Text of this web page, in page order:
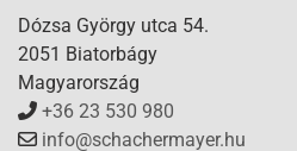
Dózsa György utca 54.
2051 Biatorbágy
Magyarország
+36 23 530 980
info@schachermayer.hu